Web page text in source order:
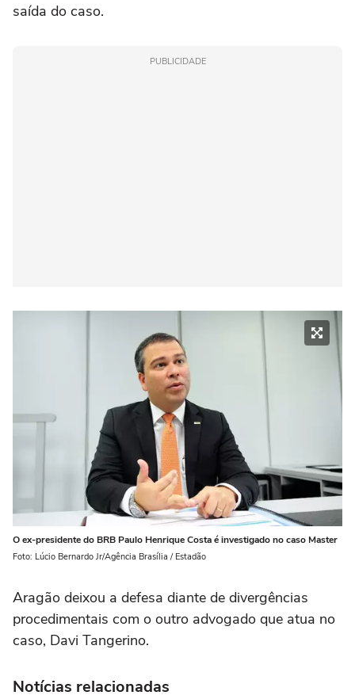
saída do caso.
PUBLICIDADE
O ex-presidente do BRB Paulo Henrique Costa é investigado no caso Master
Foto: Lúcio Bernardo Jr/Agência Brasília / Estadão
Aragão deixou a defesa diante de divergências
procedimentais com o outro advogado que atua no
caso, Davi Tangerino.
Notícias relacionadas